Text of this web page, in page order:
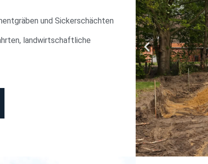
und Sickerschächten
landwirtschaftliche